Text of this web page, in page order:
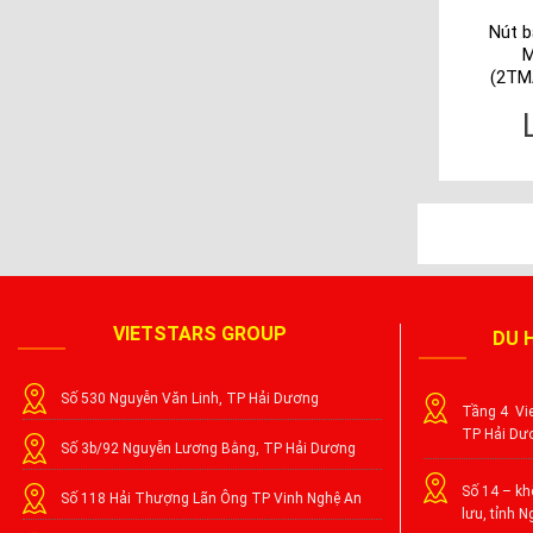
Nút
VIETSTARS GROUP
Số 530 Nguyễn Văn Linh, TP Hải Dương
Số 3b/92 Nguyễn Lương Bằng, TP Hải Dương
Số 118 Hải Thượng Lãn Ông TP Vinh Nghệ An
DU
Tầng 4
TP Hải
Số 14 –
lưu, tỉnh